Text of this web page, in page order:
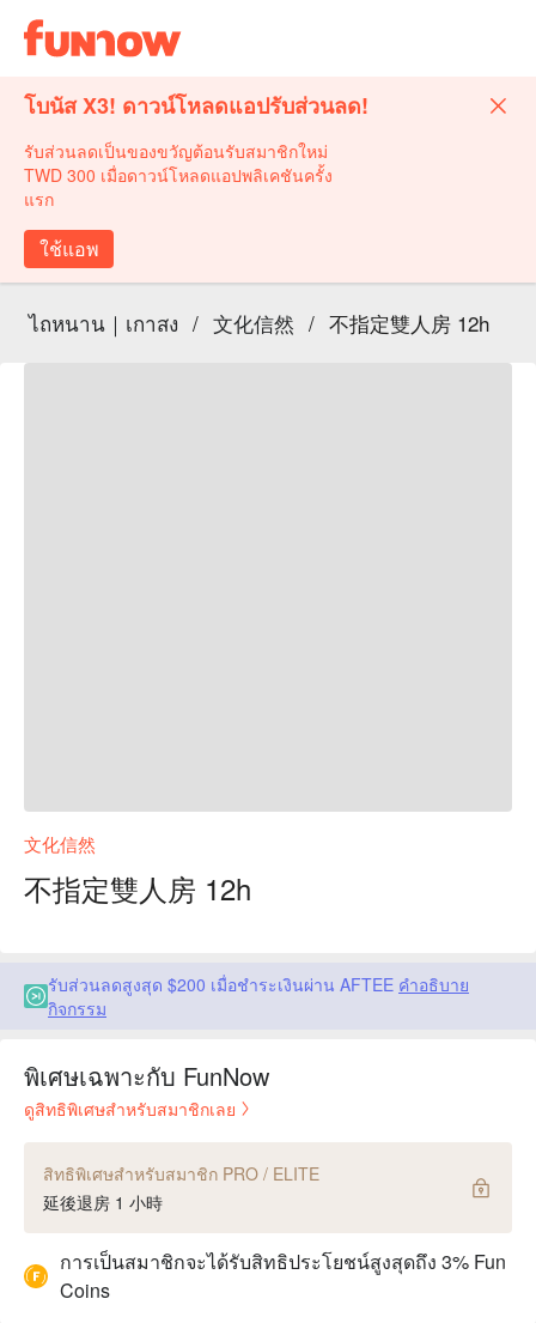
โบนัส X3! ดาวน์โหลดแอปรับส่วนลด!
รับส่วนลดเป็นของขวัญต้อนรับสมาชิกใหม่
TWD 300 เมื่อดาวน์โหลดแอปพลิเคชันครั้ง
แรก
ใช้แอพ
ไถหนาน｜เกาสง / 文化信然 / 不指定雙人房 12h
文化信然
不指定雙人房 12h
รับส่วนลดสูงสุด $200 เมื่อชำระเงินผ่าน AFTEE คำอธิบาย
กิจกรรม
พิเศษเฉพาะกับ FunNow
ดูสิทธิพิเศษสำหรับสมาชิกเลย
สิทธิพิเศษสำหรับสมาชิก PRO / ELITE
延後退房 1 小時
การเป็นสมาชิกจะได้รับสิทธิประโยชน์สูงสุดถึง 3% Fun
Coins